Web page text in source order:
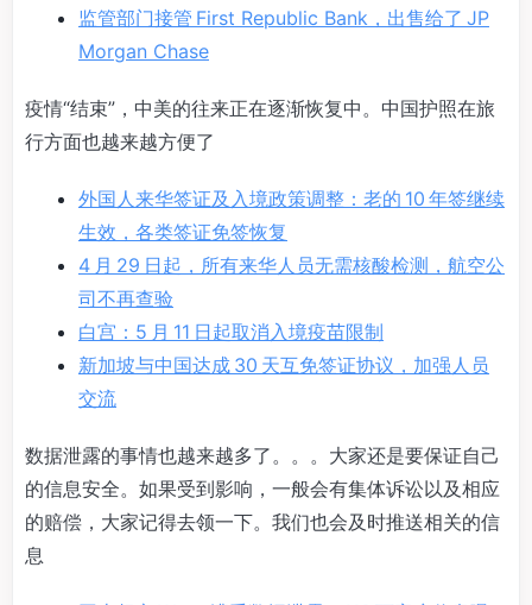
监管部门接管 First Republic Bank，出售给了 JP
Morgan Chase
疫情“结束”，中美的往来正在逐渐恢复中。中国护照在旅
行方面也越来越方便了
外国人来华签证及入境政策调整：老的 10 年签继续
生效，各类签证免签恢复
4 月 29 日起，所有来华人员无需核酸检测，航空公
司不再查验
白宫：5 月 11 日起取消入境疫苗限制
新加坡与中国达成 30 天互免签证协议，加强人员
交流
数据泄露的事情也越来越多了。。。大家还是要保证自己
的信息安全。如果受到影响，一般会有集体诉讼以及相应
的赔偿，大家记得去领一下。我们也会及时推送相关的信
息